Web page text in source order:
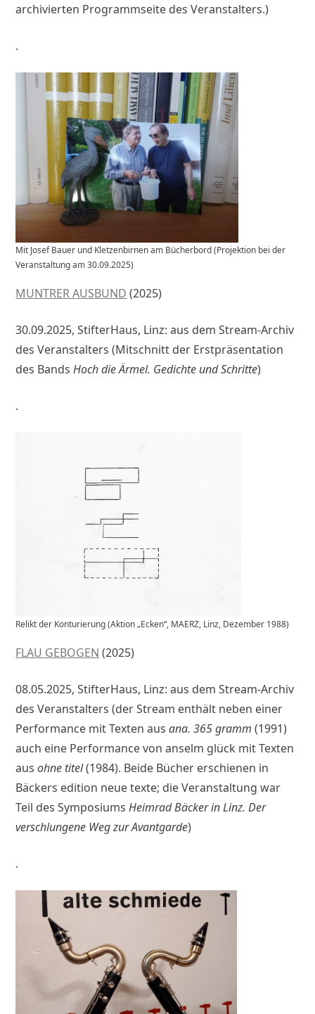
archivierten Programmseite des Veranstalters.)
.
Mit Josef Bauer und Kletzenbirnen am Bücherbord (Projektion bei der
Veranstaltung am 30.09.2025)
MUNTRER AUSBUND (2025)
30.09.2025, StifterHaus, Linz: aus dem Stream-Archiv
des Veranstalters (Mitschnitt der Erstpräsentation
des BandsHoch die Ärmel. Gedichte und Schritte)
.
Relikt der Konturierung (Aktion „Ecken“, MAERZ, Linz, Dezember 1988)
FLAU GEBOGEN (2025)
08.05.2025, StifterHaus, Linz: aus dem Stream-Archiv
des Veranstalters (der Stream enthält neben einer
Performance mit Texten ausana. 365 gramm(1991)
auch eine Performance von anselm glück mit Texten
ausohne titel(1984). Beide Bücher erschienen in
Bäckers edition neue texte; die Veranstaltung war
Teil des SymposiumsHeimrad Bäcker in Linz. Der
verschlungene Weg zur Avantgarde)
.